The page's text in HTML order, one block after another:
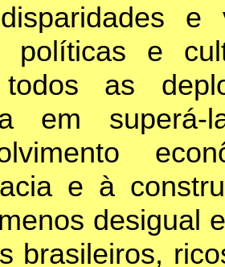
e
políticas e
as
em
e à
desigual
brasileiros,